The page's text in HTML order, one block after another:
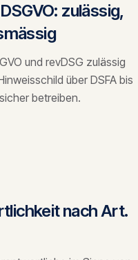
zulässig,
und revDSG zulässig
über DSFA bis
betreiben.
nach Art.